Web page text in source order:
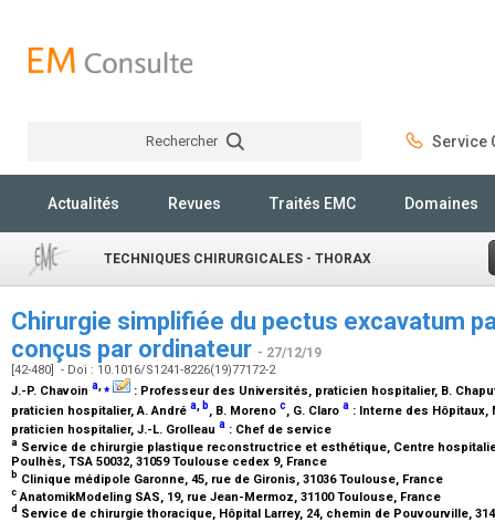
Rechercher Service
Actualités Revues Traités EMC Domaines
TECHNIQUES CHIRURGICALES - THORAX
Chirurgie simplifiée du pectus excavatum
conçus par ordinateur - 27/12/19
[42-480] - Doi : 10.1016/S1241-8226(19)77172-2
J.-P. Chavoin a,⁎ : Professeur des Universités, praticien hospitalier, B.
praticien hospitalier, A. André a b, B. Moreno c, G. Claro a : Interne des Hôpitaux,
praticien hospitalier, J.-L. Grolleau a : Chef de service
a Service de chirurgie plastique reconstructrice et esthétique, Centre
Poulhès, TSA 50032, 31059 Toulouse cedex 9, France
b Clinique médipole Garonne, 45, rue de Gironis, 31036 Toulouse, France
c AnatomikModeling SAS, 19, rue Jean-Mermoz, 31100 Toulouse, France
d Service de chirurgie thoracique, Hôpital Larrey, 24, chemin de Pouvourville,